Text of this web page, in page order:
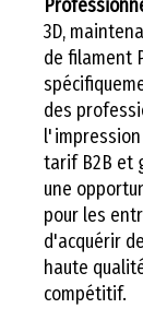
3D,
de filament
des
l'impression
tarif B2B et
une
pour les
d'acquérir
haute
compétitif.